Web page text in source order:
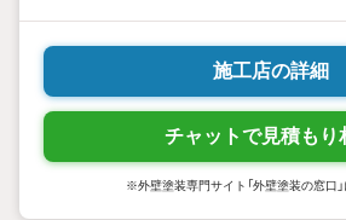
施工店の詳細
チャットで見積もり
※外壁塗装専門サイト「外壁塗装の窓口